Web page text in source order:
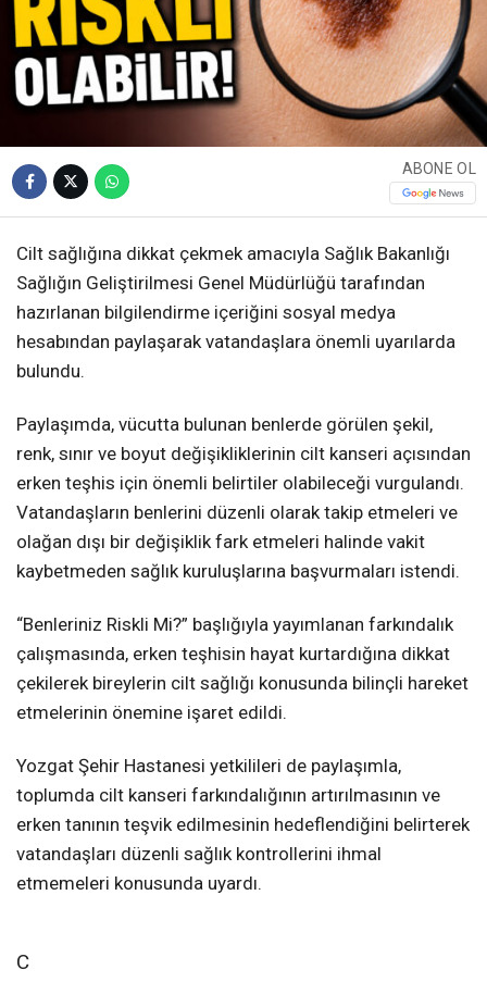
ABONE OL
Cilt sağlığına dikkat çekmek amacıyla Sağlık Bakanlığı
Sağlığın Geliştirilmesi Genel Müdürlüğü tarafından
hazırlanan bilgilendirme içeriğini sosyal medya
hesabından paylaşarak vatandaşlara önemli uyarılarda
bulundu.
Paylaşımda, vücutta bulunan benlerde görülen şekil,
renk, sınır ve boyut değişikliklerinin cilt kanseri açısından
erken teşhis için önemli belirtiler olabileceği vurgulandı.
Vatandaşların benlerini düzenli olarak takip etmeleri ve
olağan dışı bir değişiklik fark etmeleri halinde vakit
kaybetmeden sağlık kuruluşlarına başvurmaları istendi.
“Benleriniz Riskli Mi?” başlığıyla yayımlanan farkındalık
çalışmasında, erken teşhisin hayat kurtardığına dikkat
çekilerek bireylerin cilt sağlığı konusunda bilinçli hareket
etmelerinin önemine işaret edildi.
Yozgat Şehir Hastanesi yetkilileri de paylaşımla,
toplumda cilt kanseri farkındalığının artırılmasının ve
erken tanının teşvik edilmesinin hedeflendiğini belirterek
vatandaşları düzenli sağlık kontrollerini ihmal
etmemeleri konusunda uyardı.
C